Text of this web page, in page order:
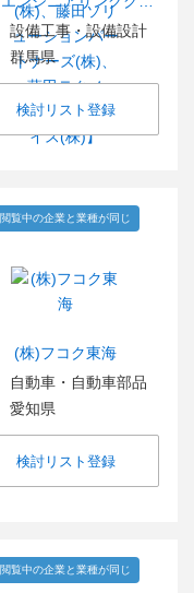
設備工事・設備設計
群馬県
検討リスト登録
(株)フコク東海
閲覧中の企業と業種が同じ
自動車・自動車部品
愛知県
検討リスト登録
閲覧中の企業と業種が同じ